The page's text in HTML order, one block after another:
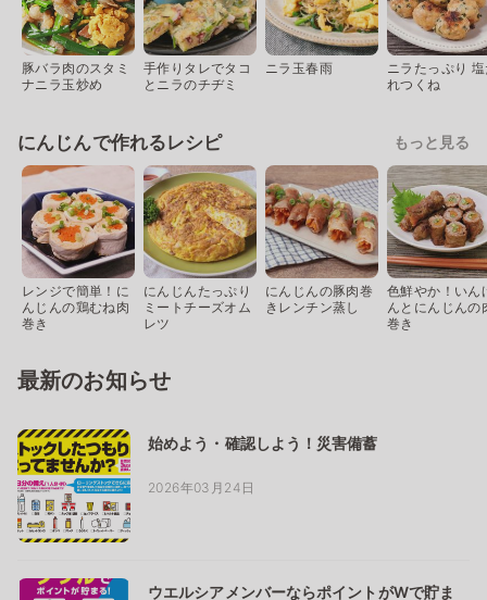
豚バラ肉のスタミ
ナニラ玉炒め
手作りタレでタコ
とニラのチヂミ
ニラ玉春雨
ニラたっぷり
れつくね
にんじんで作れるレシピ もっと見る
レンジで簡単！に
んじんの鶏むね肉
巻き
にんじんたっぷり
ミートチーズオム
レツ
にんじんの豚肉巻
きレンチン蒸し
色鮮やか！いん
んとにんじんの
巻き
最新のお知らせ
始めよう・確認しよう！災害備蓄
2026年03月24日
ウエルシアメンバーならポイントがWで貯ま